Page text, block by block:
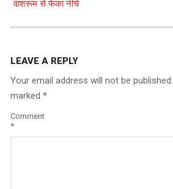
वाशरूम से फेंका नीचे
LEAVE A REPLY
Your email address will not be published.
marked *
Comment
*